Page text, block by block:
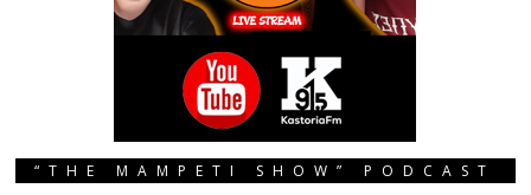
“THE MAMPETI SHOW” PODCAST